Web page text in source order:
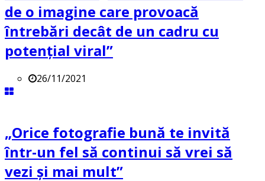
de o imagine care provoacă
întrebări decât de un cadru cu
potenţial viral”
26/11/2021
„Orice fotografie bună te invită
într-un fel să continui să vrei să
vezi și mai mult”